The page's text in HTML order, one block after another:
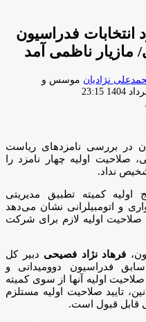
اولیه ۴ نامزد انتخابات فدراسیون
مازیار ناظمی آمد
موسس و
در بررسی نامزدهای ریاست
صلاحیت اولیه چهار نامزد را
نداد.
اولیه کمیته تطبیق مدیریتی
و اتومبیلرانی نشان می‌دهد
صلاحیت اولیه لازم برای شرکت
فرهاد نژاد فصیحی دبیر کل
فدراسیون دوومیدانی و
اولیه آنها از سوی کمیته
تایید صلاحیت اولیه مستلزم
قابل قبول است.